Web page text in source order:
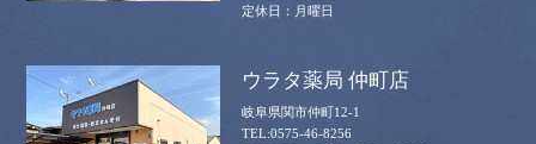
月曜日
ウラタ薬局 仲町店
岐阜県関市仲町12-1
0575-46-8256